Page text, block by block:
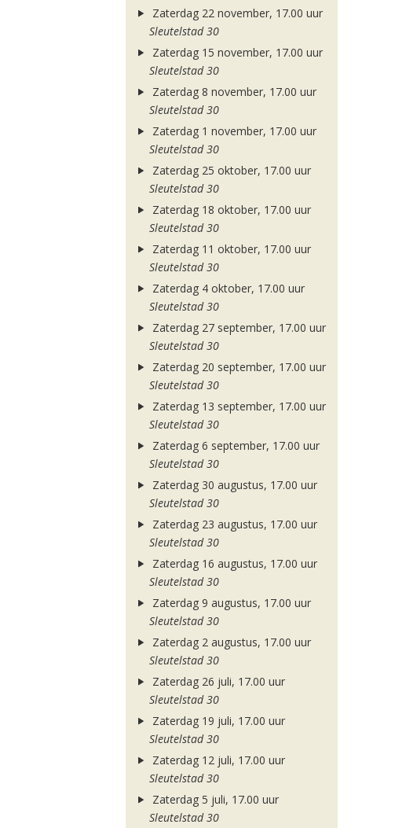
Zaterdag 22 november, 17.00 uur
Sleutelstad 30
Zaterdag 15 november, 17.00 uur
Sleutelstad 30
Zaterdag 8 november, 17.00 uur
Sleutelstad 30
Zaterdag 1 november, 17.00 uur
Sleutelstad 30
Zaterdag 25 oktober, 17.00 uur
Sleutelstad 30
Zaterdag 18 oktober, 17.00 uur
Sleutelstad 30
Zaterdag 11 oktober, 17.00 uur
Sleutelstad 30
Zaterdag 4 oktober, 17.00 uur
Sleutelstad 30
Zaterdag 27 september, 17.00 uur
Sleutelstad 30
Zaterdag 20 september, 17.00 uur
Sleutelstad 30
Zaterdag 13 september, 17.00 uur
Sleutelstad 30
Zaterdag 6 september, 17.00 uur
Sleutelstad 30
Zaterdag 30 augustus, 17.00 uur
Sleutelstad 30
Zaterdag 23 augustus, 17.00 uur
Sleutelstad 30
Zaterdag 16 augustus, 17.00 uur
Sleutelstad 30
Zaterdag 9 augustus, 17.00 uur
Sleutelstad 30
Zaterdag 2 augustus, 17.00 uur
Sleutelstad 30
Zaterdag 26 juli, 17.00 uur
Sleutelstad 30
Zaterdag 19 juli, 17.00 uur
Sleutelstad 30
Zaterdag 12 juli, 17.00 uur
Sleutelstad 30
Zaterdag 5 juli, 17.00 uur
Sleutelstad 30